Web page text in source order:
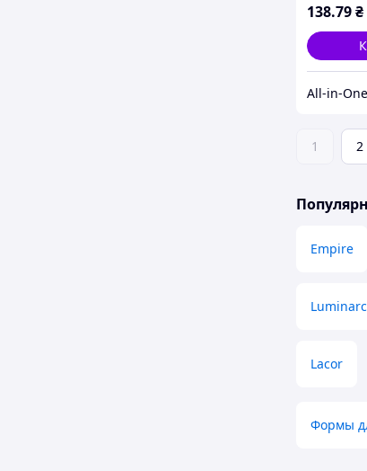
138.79₴
All-in-
1 2
Empire
Luminarc
Lacor
Формы